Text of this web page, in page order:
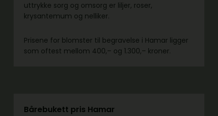
uttrykke sorg og omsorg er liljer, roser,
krysantemum og nelliker.
Prisene for blomster til begravelse i Hamar ligger
som oftest mellom 400,– og 1.300,– kroner.
Bårebukett pris Hamar